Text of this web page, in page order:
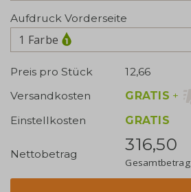
Aufdruck Vorderseite
1 Farbe
Preis pro Stück
12,66
Versandkosten
GRATIS +
Einstellkosten
GRATIS
Nettobetrag 316,50
Gesamtbetrag